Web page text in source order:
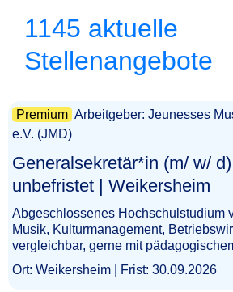
1145 aktuelle
Stellenangebote
Premium Arbeitgeber: Jeunesses
e.V. (JMD)
Generalsekretär*in (m/ w/
unbefristet | Weikersheim​‌‌‌‌​‌​‌‌​‌​​‌​​​‌
Abgeschlossenes Hochschulstudium
Musik, Kulturmanagement,
vergleichbar, gerne mit
Ort: Weikersheim | Frist: 30.09.2026